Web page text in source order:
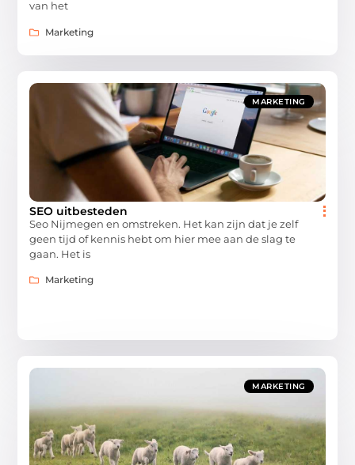
van het
Marketing
MARKETING
SEO uitbesteden
Seo Nijmegen en omstreken. Het kan zijn dat je zelf
geen tijd of kennis hebt om hier mee aan de slag te
gaan. Het is
Marketing
MARKETING